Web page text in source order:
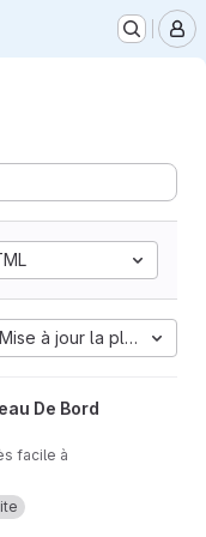
Mise à jour la plus
De Bord
facile à